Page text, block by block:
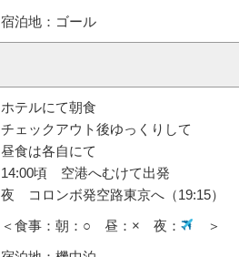
＊日本ご出発前にお申し込みください。
ホテルにて朝食
チェックアウト後ゆっくりして
14:00頃 空港へむけて出発